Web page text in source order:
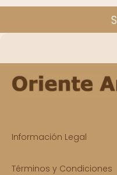
Información Legal
Términos y Condiciones